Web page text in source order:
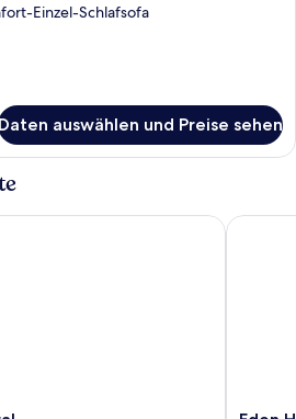
Einzel-Schlafsofa
auswählen und Preise sehen
Eden